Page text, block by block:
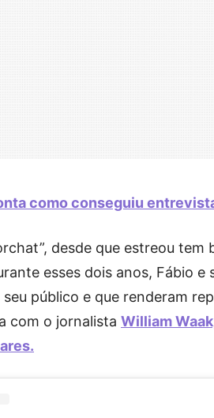
como conseguiu
desde que estreou
esses dois anos, Fábio
público e que renderam
com o jornalista William